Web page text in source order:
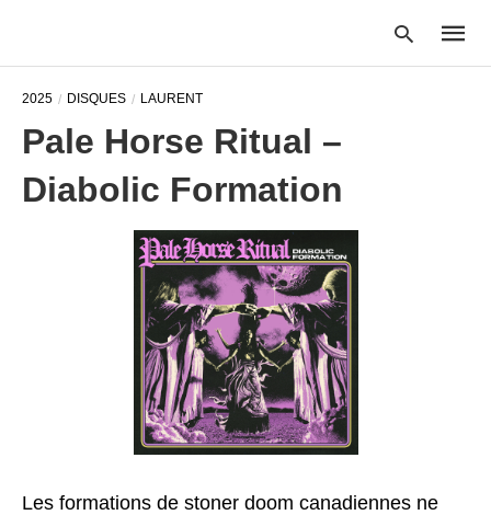
2025 DISQUES LAURENT
Pale Horse Ritual –
Diabolic Formation
Les formations de stoner doom canadiennes ne